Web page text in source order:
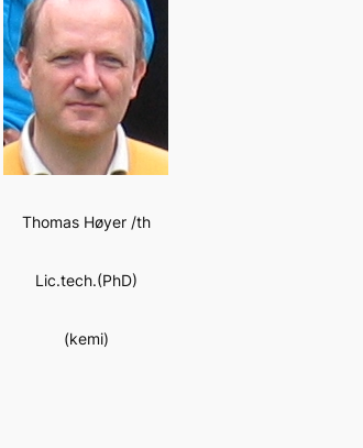
Thomas Høyer /th
Lic.tech.(PhD)
(kemi)